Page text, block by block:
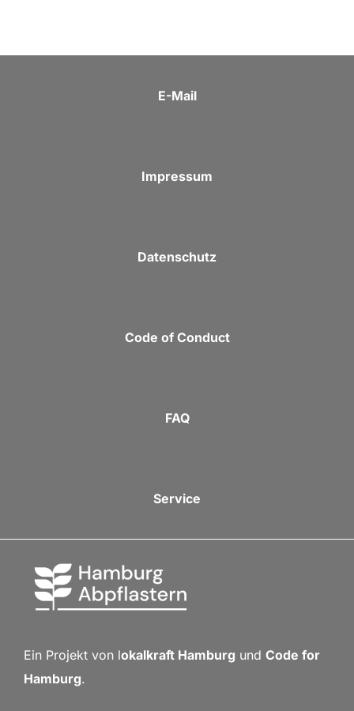
E-Mail
Impressum
Datenschutz
Code of Conduct
FAQ
Service
Ein Projekt von lokalkraft Hamburg und Code for
Hamburg.